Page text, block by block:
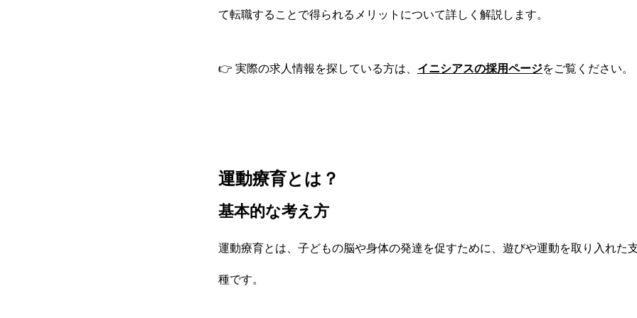
て転職することで得られるメリットについて詳しく解説します。
👉 実際の求人情報を探している方は、 イニシアスの採用ページをご覧ください。
運動療育とは？
基本的な考え方
運動療育とは、子どもの脳や身体の発達を促すために、遊びや運動を取り入れた
種です。